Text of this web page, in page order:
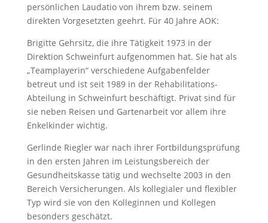
persönlichen Laudatio von ihrem bzw. seinem
direkten Vorgesetzten geehrt. Für 40 Jahre AOK:
Brigitte Gehrsitz, die ihre Tätigkeit 1973 in der
Direktion Schweinfurt aufgenommen hat. Sie hat als
„Teamplayerin“ verschiedene Aufgabenfelder
betreut und ist seit 1989 in der Rehabilitations-
Abteilung in Schweinfurt beschäftigt. Privat sind für
sie neben Reisen und Gartenarbeit vor allem ihre
Enkelkinder wichtig.
Gerlinde Riegler war nach ihrer Fortbildungsprüfung
in den ersten Jahren im Leistungsbereich der
Gesundheitskasse tätig und wechselte 2003 in den
Bereich Versicherungen. Als kollegialer und flexibler
Typ wird sie von den Kolleginnen und Kollegen
besonders geschätzt.